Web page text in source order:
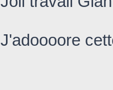
J'adoooore